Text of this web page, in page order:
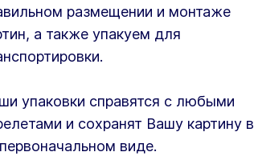
размещении и монтаже
а также упакуем для
упаковки справятся с любыми
и сохранят Вашу картину в
виде.